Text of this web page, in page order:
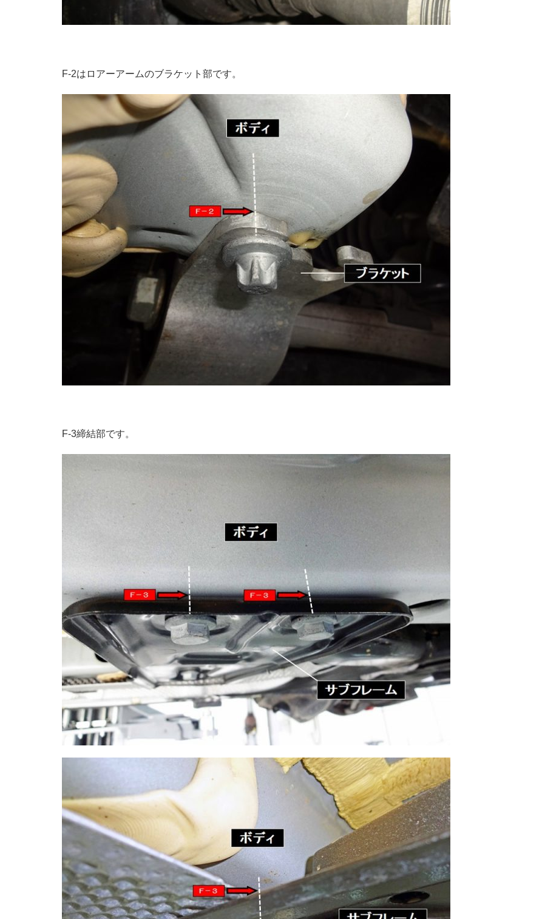
F-2はロアーアームのブラケット部です。
F-3締結部です。